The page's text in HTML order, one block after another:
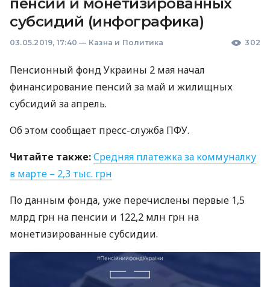
субсидий (инфографика)
03.05.2019, 17:40 — Казна и Политика 302
Пенсионный фонд Украины 2 мая начал
финансирование пенсий за май и жилищных
субсидий за апрель.
Об этом сообщает пресс-служба ПФУ.
Читайте также:Средняя платежка за коммуналку
в марте – 2,3 тыс. грн
По данным фонда, уже перечислены первые 1,5
млрд грн на пенсии и 122,2 млн грн на
монетизированные субсидии.